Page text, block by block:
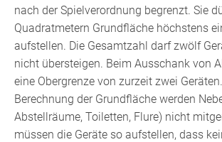
nach der Spielverordnung begrenzt. Sie
Quadratmetern Grundfläche höchstens
aufstellen. Die Gesamtzahl darf zwölf
nicht übersteigen. Beim Ausschank von
eine Obergrenze von zurzeit zwei
Berechnung der Grundfläche werden
Abstellräume, Toiletten, Flure) nicht
müssen die Geräte so aufstellen, dass